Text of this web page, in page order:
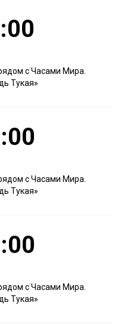
с Часами Мира.
Тукая»
с Часами Мира.
Тукая»
с Часами Мира.
Тукая»